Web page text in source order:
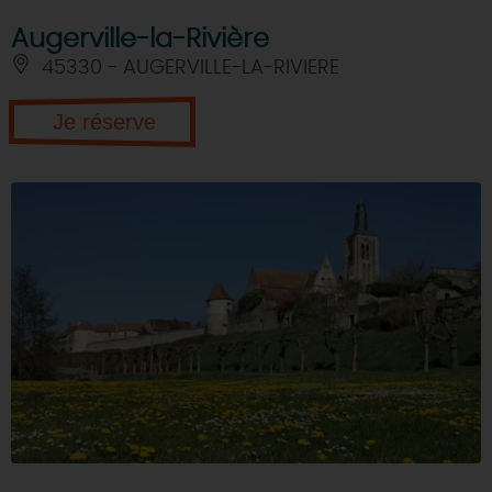
Augerville-la-Rivière
45330 - AUGERVILLE-LA-RIVIERE
Je réserve